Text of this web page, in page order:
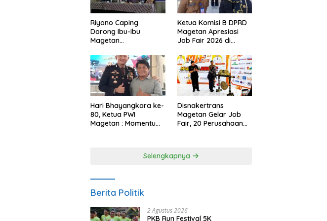
Riyono Caping
Dorong Ibu-Ibu
Magetan
Ikan, Perkuat Budaya
Gemar Makan Ikan
Ketua Komisi B DPRD
Magetan Apresiasi
Job Fair 2026 di
Anggaran
Hari Bhayangkara ke-
80, Ketua PWI
Magetan : Momentum
Disnakertrans
Magetan Gelar Job
Fair, 20 Perusahaan
Selengkapnya
Berita Politik
2 Agustus 2026
PKB Run Festival 5K